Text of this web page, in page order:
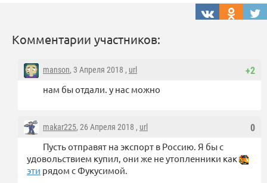
Комментарии участников:
+2
manson, 3 Апреля 2018 , url
нам бы отдали. у нас можно
0
makar225, 26 Апреля 2018 , url
Пусть отправят на экспорт в Россию. Я бы с
удовольствием купил, они же не утопленники как
эти рядом с Фукусимой.